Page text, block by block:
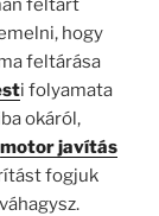
feltárt
hogy
feltárása
i folyamata
okáról,
motor javítás
fogjuk